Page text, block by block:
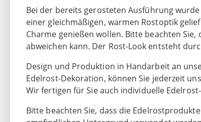
Bei der bereits gerosteten Ausführung
einer gleichmäßigen, warmen Rostoptik
Charme genießen wollen. Bitte beachten
abweichen kann. Der Rost-Look entsteht
Design und Produktion in Handarbeit an
Edelrost-Dekoration, können Sie jederzeit
Wir fertigen für Sie auch individuelle
Bitte beachten Sie, dass die